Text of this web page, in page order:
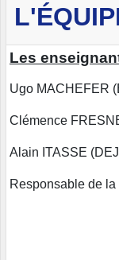
Les
Ugo MACHEFER
Clémence
Alain ITASSE
Responsable de